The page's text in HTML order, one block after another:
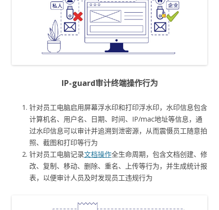
IP-guard审计终端操作行为
针对员工电脑启用屏幕浮水印和打印浮水印，水印信息包含
计算机名、用户名、日期、时间、IP/mac地址等信息，通
过水印信息可以审计并追溯到泄密源，从而震慑员工随意拍
照、截图和打印等行为
针对员工电脑记录文档操作全生命周期，包含文档创建、修
改、复制、移动、删除、重名、上传等行为，并生成统计报
表，以便审计人员及时发现员工违规行为